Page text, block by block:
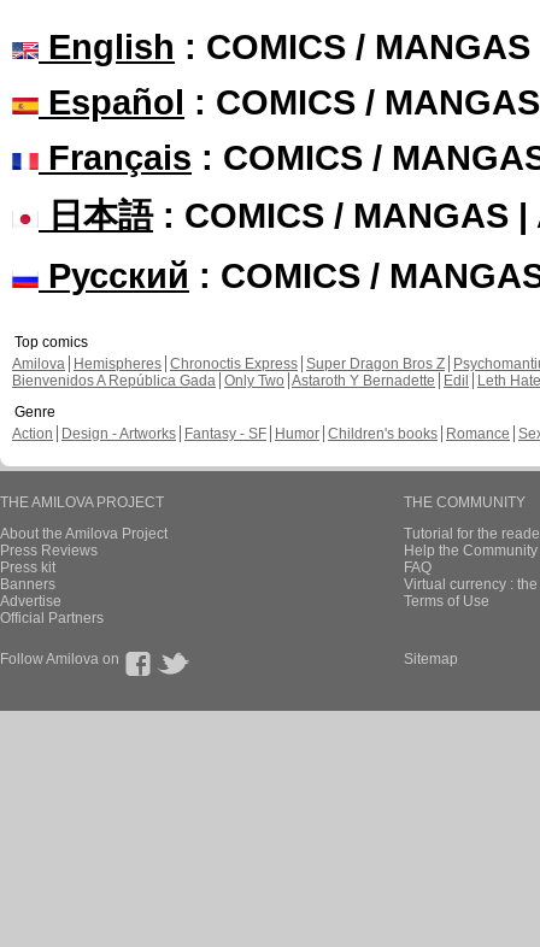
English : COMICS /
Español : COMICS /
Français : COMICS /
日本語: COMICS / MANGAS |
Русский : COMICS /
Top comics
Amilova
Hemispheres Chronoctis Express Super Dragon Bros Z
Bienvenidos A República Gada Only Two Astaroth Y Bernadette Edil
Leth Hate
Genre
Action
Design - Artworks Fantasy - SF Humor Children's books Romance
THE AMILOVA PROJECT
About the Amilova Project
Press Reviews
Press kit
Banners
Advertise
Official Partners
THE COMMUNITY
Tutorial for the
Help the
FAQ
Virtual currency :
Terms of Use
Follow Amilova on Sitemap